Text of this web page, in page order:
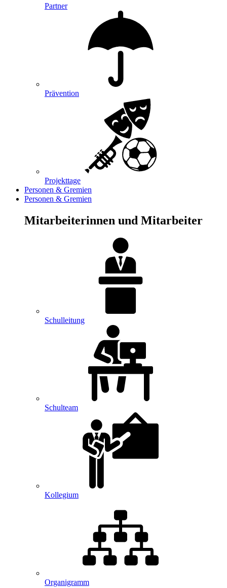
Partner
Prävention
Projekttage
Personen & Gremien
Personen & Gremien
Mitarbeiterinnen und Mitarbeiter
Schulleitung
Schulteam
Kollegium
Organigramm